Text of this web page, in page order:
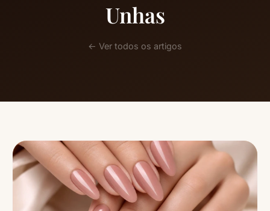
Unhas
← Ver todos os artigos